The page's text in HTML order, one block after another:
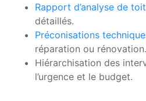
Rapport d’analyse de
détaillés.
Préconisations
réparation ou rénovation.
Hiérarchisation des
l’urgence et le budget.